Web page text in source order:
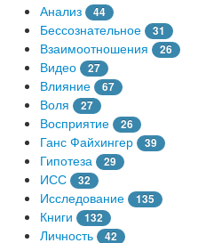
Анализ 44
Бессознательное 31
Взаимоотношения 26
Видео 27
Влияние 67
Воля 27
Восприятие 26
Ганс Файхингер 39
Гипотеза 29
ИСС 32
Исследование 135
Книги 132
Личность 42